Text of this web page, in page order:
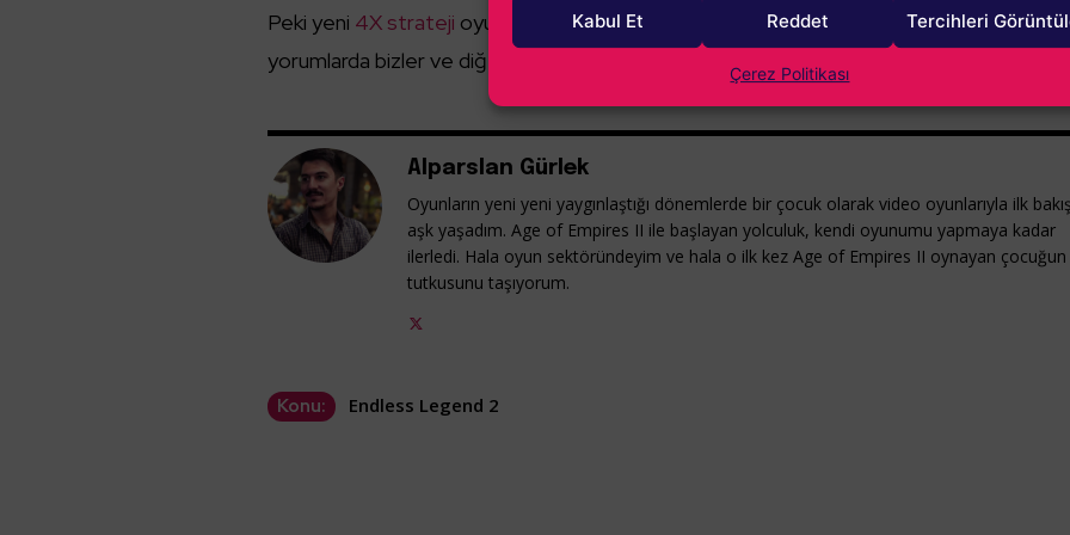
Kabul Et Reddet Tercihleri
Çerez Politikası
Peki yeni 4X strateji oyunu sizin dikkatinizi çekmeyi başarabildi mi? Görüşlerinizi
yorumlarda bizler ve diğer okurlarımızla paylaşmayı unutmayın!
Alparslan Gürlek
Oyunların yeni yeni yaygınlaştığı dönemlerde bir çocuk olarak video oyunlarıyla ilk
aşk yaşadım. Age of Empires II ile başlayan yolculuk, kendi oyunumu yapmaya kadar
ilerledi. Hala oyun sektöründeyim ve hala o ilk kez Age of Empires II oynayan çocuğun
tutkusunu taşıyorum.
Konu: Endless Legend 2